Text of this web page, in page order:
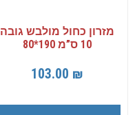
מזרון כחול מולבש גובה
10 ס”מ 190*80
103.00 ₪